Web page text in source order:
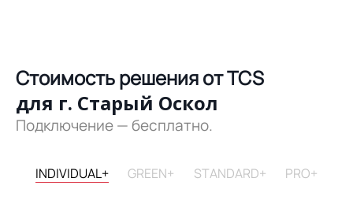
Стоимость решения от TCS
для г. Старый Оскол
Подключение — бесплатно.
INDIVIDUAL+ GREEN+ STANDARD+ PRO+